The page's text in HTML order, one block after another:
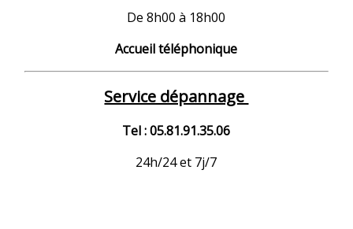
De 8h00 à 18h00
Accueil téléphonique
Service dépannage
Tel : 05.81.91.35.06
24h/24 et 7j/7